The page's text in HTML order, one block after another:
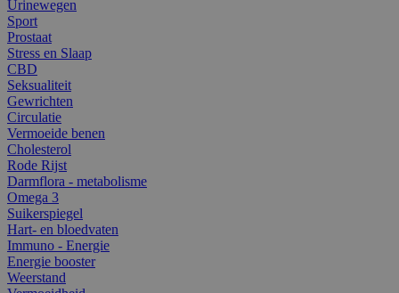
Urinewegen
Sport
Prostaat
Stress en Slaap
CBD
Seksualiteit
Gewrichten
Circulatie
Vermoeide benen
Cholesterol
Rode Rijst
Darmflora - metabolisme
Omega 3
Suikerspiegel
Hart- en bloedvaten
Immuno - Energie
Energie booster
Weerstand